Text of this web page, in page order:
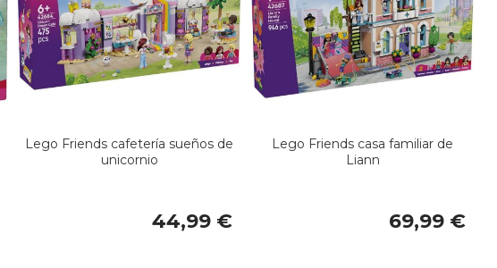
Lego Friends cafetería sueños de
unicornio
44,99 €
Lego Friends casa familiar de
Liann
69,99 €